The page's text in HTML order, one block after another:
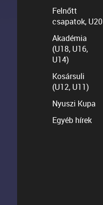
Felnőtt
csapatok, U20
Akadémia
(U18, U16,
U14)
Kosársuli
(U12, U11)
Nyuszi Kupa
Egyéb hírek